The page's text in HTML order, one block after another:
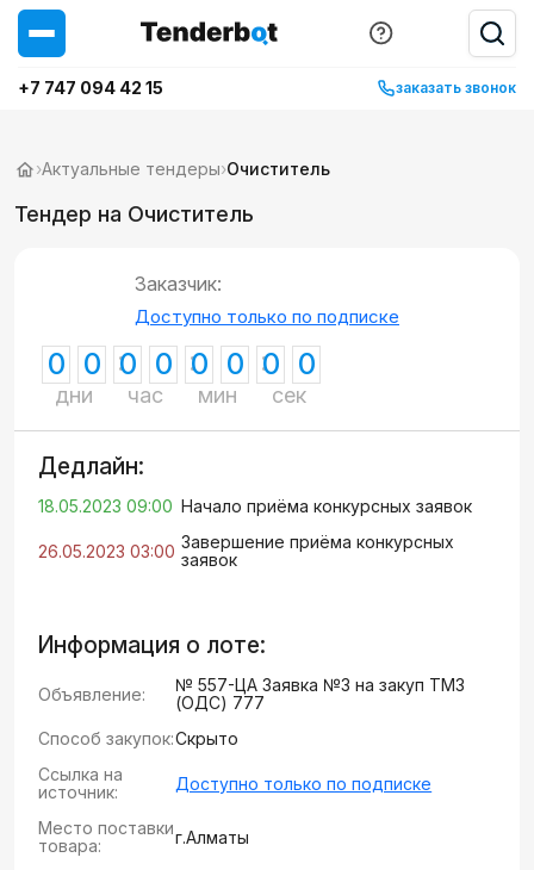
+7 747 094 42 15 заказать звонок
›Актуальные тендеры›Очиститель
Тендер на Очиститель
Заказчик:
Доступно только по подписке
0 0
дни
0 0
час
0 0
мин
0 0
сек
Дедлайн:
18.05.2023 09:00 Начало приёма конкурсных заявок
26.05.2023 03:00 Завершение приёма конкурсных
заявок
Информация о лоте:
Объявление:
№ 557-ЦА Заявка №3 на закуп ТМЗ
(ОДС) 777
Способ закупок:Скрыто
Ссылка на
источник:
Доступно только по подписке
Место поставки
товара:
г.Алматы